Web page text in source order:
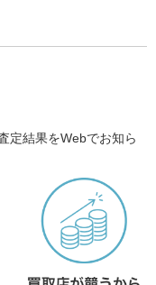
定結果をWebでお知ら